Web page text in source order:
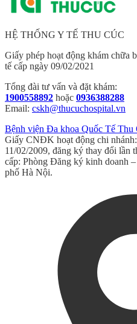
HỆ THỐNG Y TẾ THU CÚC
Giấy phép hoạt động khám
tế cấp ngày 09/02/2021
Tổng đài tư vấn và đặt khám:
1900558892 hoặc 0936388288
Email: cskh@thucuchospital.vn
Bệnh viện Đa khoa Quốc Tế Thu
Giấy CNĐK hoạt động chi
11/02/2009, đăng ký thay đổi lần
cấp: Phòng Đăng ký kinh doanh
phố Hà Nội.